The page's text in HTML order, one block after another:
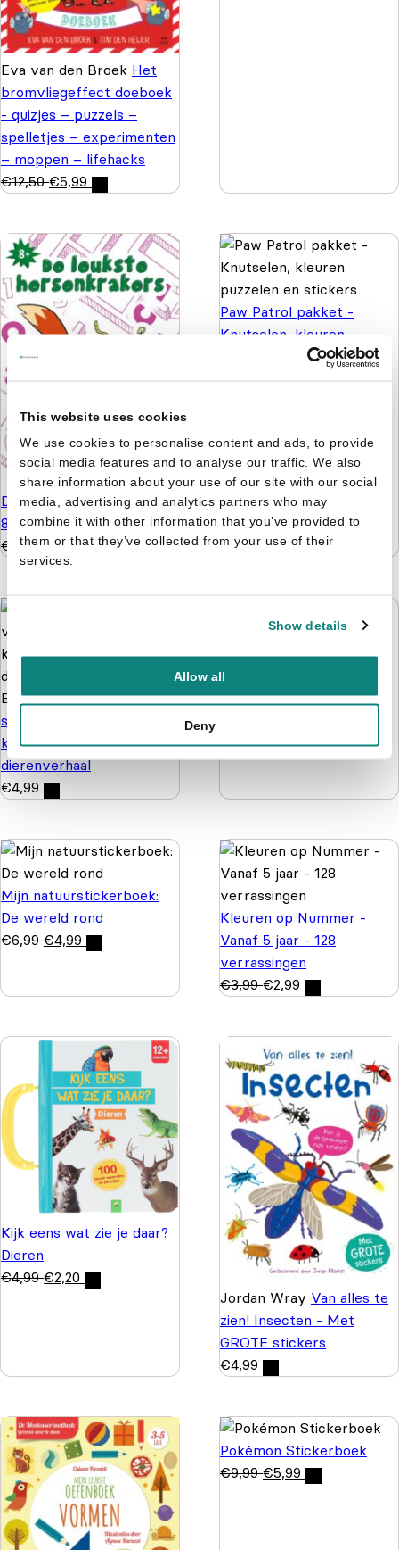
This website uses cookies
We use cookies to personalise content and ads, to provide
social media features and to analyse our traffic. We also
share information about your use of our site with our social
media, advertising and analytics partners who may
combine it with other information that you’ve provided to
them or that they’ve collected from your use of their
services.
Show details
Allow all
Deny
Eva van den Broek Het
bromvliegeffect doeboek
- quizjes – puzzels –
spelletjes – experimenten
– moppen – lifehacks
€12,50 €5,99
De leukste hersenkrakers
8+
€
5,99 € 4,99
Paw Patrol pakket -
Knutselen, kleuren
puzzelen en stickers
€9,99 €4,99
Elke DoelmanKleine Giraf
speelt verstoppertje
kartonboekje - Vrolijk
dierenverhaal
€4,99
Nijntje - Doeboek 4 -
Kijken, kleuren, knutselen
€5,99 €4,99
Mijn natuurstickerboek:
De wereld rond
€6,99 €4,99
Kleuren op Nummer -
Vanaf 5 jaar - 128
verrassingen
€3,99 €2,99
Kijk eens wat zie je daar?
Dieren
€4,99 €2,20
Jordan Wray Van alles te
zien! Insecten - Met
GROTE stickers
€4,99
Pokémon Stickerboek
€9,99 €5,99